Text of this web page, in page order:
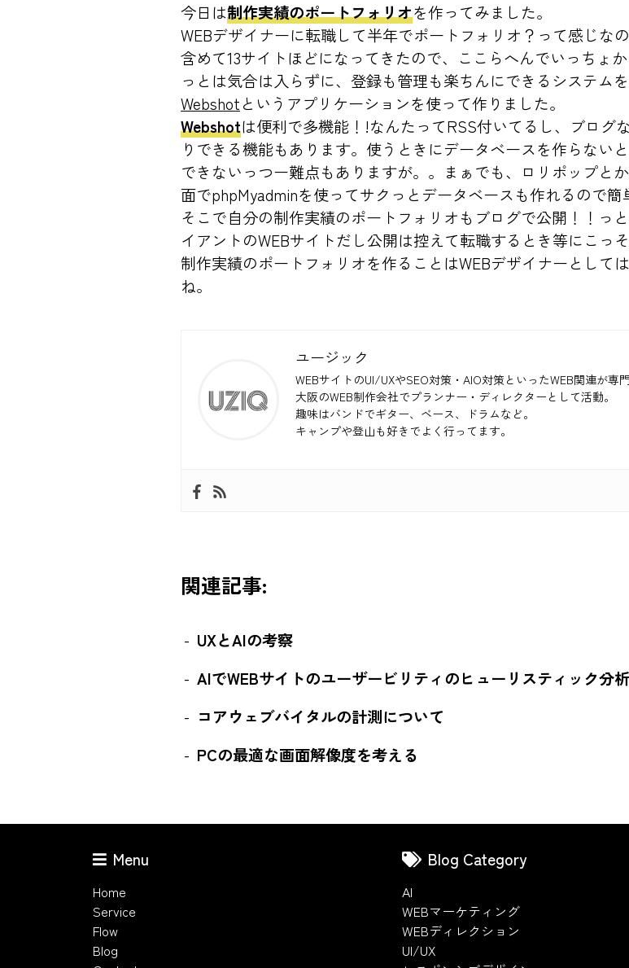
今日は制作実績のポートフォリオを作ってみました。
WEBデザイナーに転職して半年でポートフォリオ？って感じな
含めて13サイトほどになってきたので、ここらへんでいっちょ
っとは気合は入らずに、登録も管理も楽ちんにできるシステム
Webshotというアプリケーションを使って作りました。
Webshotは便利で多機能！!なんたってRSS付いてるし、ブログ
りできる機能もあります。使うときにデータベースを作らない
できないっつー難点もありますが。。まぁでも、ロリポップと
面でphpMyadminを使ってサクっとデータベースも作れるので簡
そこで自分の制作実績のポートフォリオもブログで公開！！っ
イアントのWEBサイトだし公開は控えて転職するとき等にこっ
制作実績のポートフォリオを作ることはWEBデザイナーとして
ね。
ユージック
WEBサイトのUI/UXやSEO対策・AIO対策といったWEB関連が専門
大阪のWEB制作会社でプランナー・ディレクターとして活動。
趣味はバンドでギター、ベース、ドラムなど。
キャンプや登山も好きでよく行ってます。
関連記事:
UXとAIの考察
AIでWEBサイトのユーザービリティのヒューリスティック分析
コアウェブバイタルの計測について
PCの最適な画面解像度を考える
Menu
Home
Service
Flow
Blog
Blog Category
AI
WEBマーケティング
WEBディレクション
UI/UX